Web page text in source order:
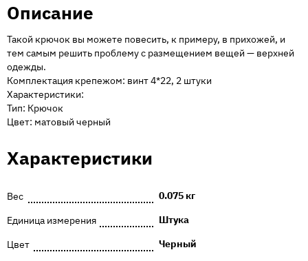
Описание
Такой крючок вы можете повесить, к примеру, в прихожей, и
тем самым решить проблему с размещением вещей — верхней
одежды.
Комплектация крепежом: винт 4*22, 2 штуки
Характеристики:
Тип: Крючок
Цвет: матовый черный
Характеристики
Вес
0.075 кг
Единица измерения
Штука
Цвет
Черный